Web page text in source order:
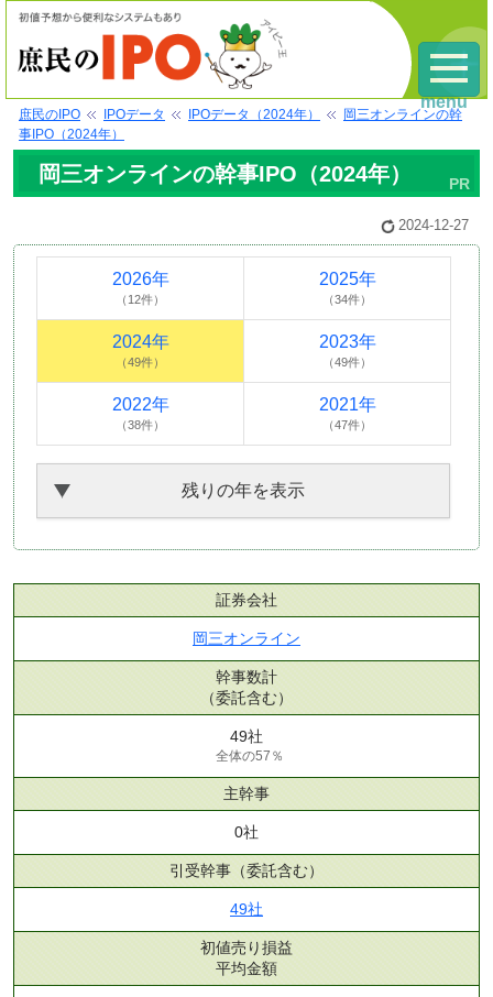
庶民のIPO IPOデータ IPOデータ（2024年）
岡三オンラインの幹
事IPO（2024年）
岡三オンラインの幹事IPO（2024年）
2024-12-27
2026年
（12件）
2025年
（34件）
2024年
（49件）
2023年
（49件）
2022年
（38件）
2021年
（47件）
残りの年を表示
証券会社
岡三オンライン
幹事数計
（委託含む）
49社
全体の57％
主幹事
0社
引受幹事 （委託含む）
49社
初値売り損益
平均金額
menu